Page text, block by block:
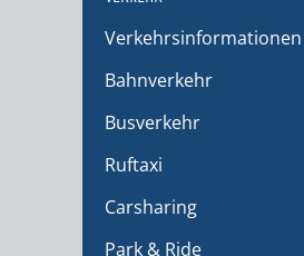
Verkehrsinformationen
Bahnverkehr
Busverkehr
Ruftaxi
Carsharing
Park & Ride